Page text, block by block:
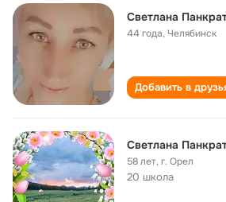
Светлана
44 года,Челябинск
Добавить в
Светлана
58 лет,г. Орел
20 школа